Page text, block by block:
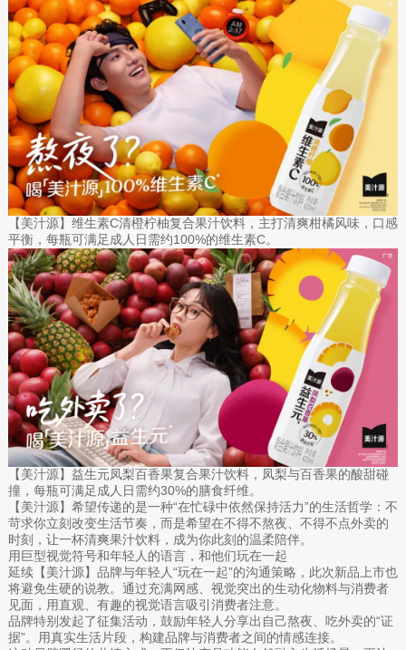
【美汁源】维生素C清橙柠柚复合果汁饮料，主打清爽柑橘风味，口感
平衡，每瓶可满足成人日需约100%的维生素C。
【美汁源】益生元凤梨百香果复合果汁饮料，凤梨与百香果的酸甜碰
撞，每瓶可满足成人日需约30%的膳食纤维。
【美汁源】希望传递的是一种“在忙碌中依然保持活力”的生活哲学：不
苛求你立刻改变生活节奏，而是希望在不得不熬夜、不得不点外卖的
时刻，让一杯清爽果汁饮料，成为你此刻的温柔陪伴。
用巨型视觉符号和年轻人的语言，和他们玩在一起
延续【美汁源】品牌与年轻人“玩在一起”的沟通策略，此次新品上市也
将避免生硬的说教。通过充满网感、视觉突出的生动化物料与消费者
见面，用直观、有趣的视觉语言吸引消费者注意。
品牌特别发起了征集活动，鼓励年轻人分享出自己熬夜、吃外卖的“证
据”。用真实生活片段，构建品牌与消费者之间的情感连接。